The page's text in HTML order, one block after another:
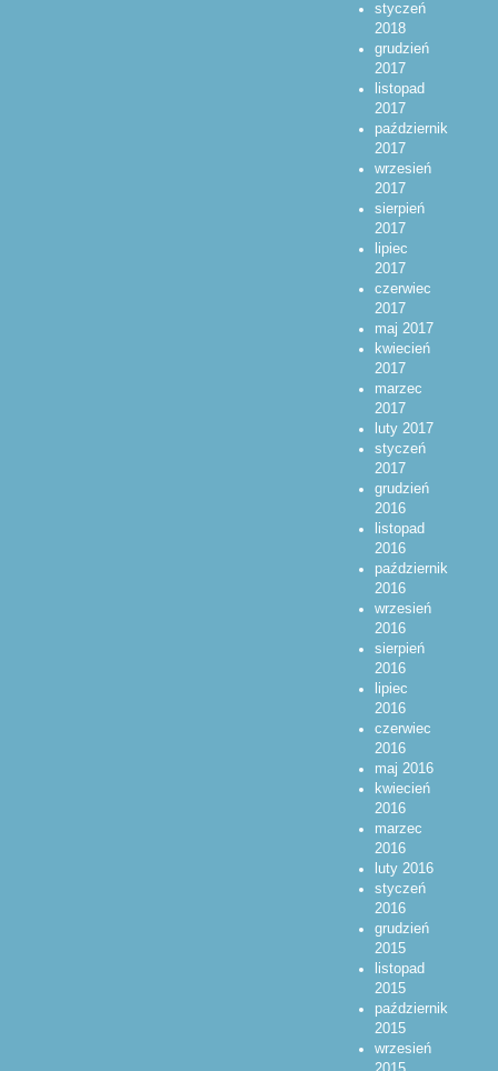
styczeń
2018
grudzień
2017
listopad
2017
październik
2017
wrzesień
2017
sierpień
2017
lipiec
2017
czerwiec
2017
maj 2017
kwiecień
2017
marzec
2017
luty 2017
styczeń
2017
grudzień
2016
listopad
2016
październik
2016
wrzesień
2016
sierpień
2016
lipiec
2016
czerwiec
2016
maj 2016
kwiecień
2016
marzec
2016
luty 2016
styczeń
2016
grudzień
2015
listopad
2015
październik
2015
wrzesień